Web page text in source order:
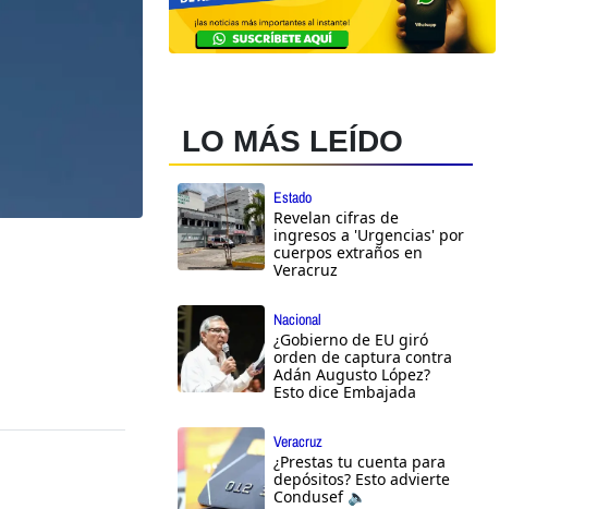
LO MÁS LEÍDO
Estado
Revelan cifras de
ingresos a 'Urgencias' por
cuerpos extraños en
Veracruz
Nacional
¿Gobierno de EU giró
orden de captura contra
Adán Augusto López?
Esto dice Embajada
Veracruz
¿Prestas tu cuenta para
depósitos? Esto advierte
Condusef 🔈